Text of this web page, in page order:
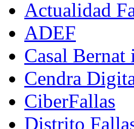
Actualidad
ADEF
Casal
Cendra
CiberFallas
Distrito